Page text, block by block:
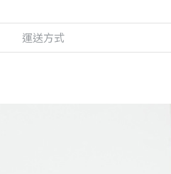
運送方式